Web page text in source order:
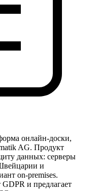
онлайн‑доски,
AG. Продукт
данных: серверы
и
on‑premises.
GDPR и предлагает